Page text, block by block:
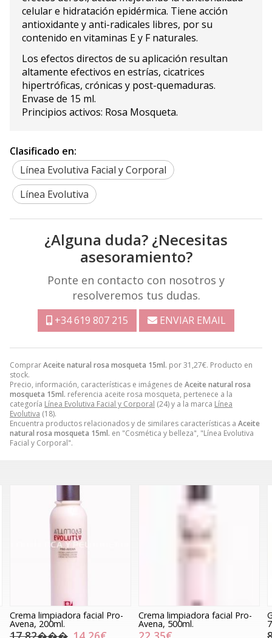
ComprarAceite natural rosa mosqueta 15ml. por31,27€. Producto en
stock.
Precio, información, características e imágenes de Aceite natural rosa
mosqueta 15ml. referencia aceite rosa mosqueta, pertenece a la
categoría Línea Evolutiva Facial y Corporal (24) y a la marca Línea
Evolutiva (18).
Encuentra productos relacionados y de similares características a Aceite
natural rosa mosqueta 15ml. en "Cosmética y belleza", "Línea Evolutiva
Facial y Corporal".
celular e hidratación epidérmica. Tiene acción
antioxidante y anti-radicales libres, por su
contenido en vitaminas E y F naturales.
Los efectos directos de su aplicación resultan
altamente efectivos en estrías, cicatrices
hipertróficas, crónicas y post-quemaduras.
Envase de 15 ml.
Principios activos: Rosa Mosqueta.
Clasificado en:
Línea Evolutiva Facial y Corporal
Línea Evolutiva
¿Alguna duda? ¿Necesitas
asesoramiento?
Ponte en contacto con nosotros y
resolveremos tus dudas.
+34 619 807 215 ENVIAR EMAIL
Crema limpiadora facial Pro-
Avena, 200ml.
Crema limpiadora facial Pro-
Avena, 500ml.